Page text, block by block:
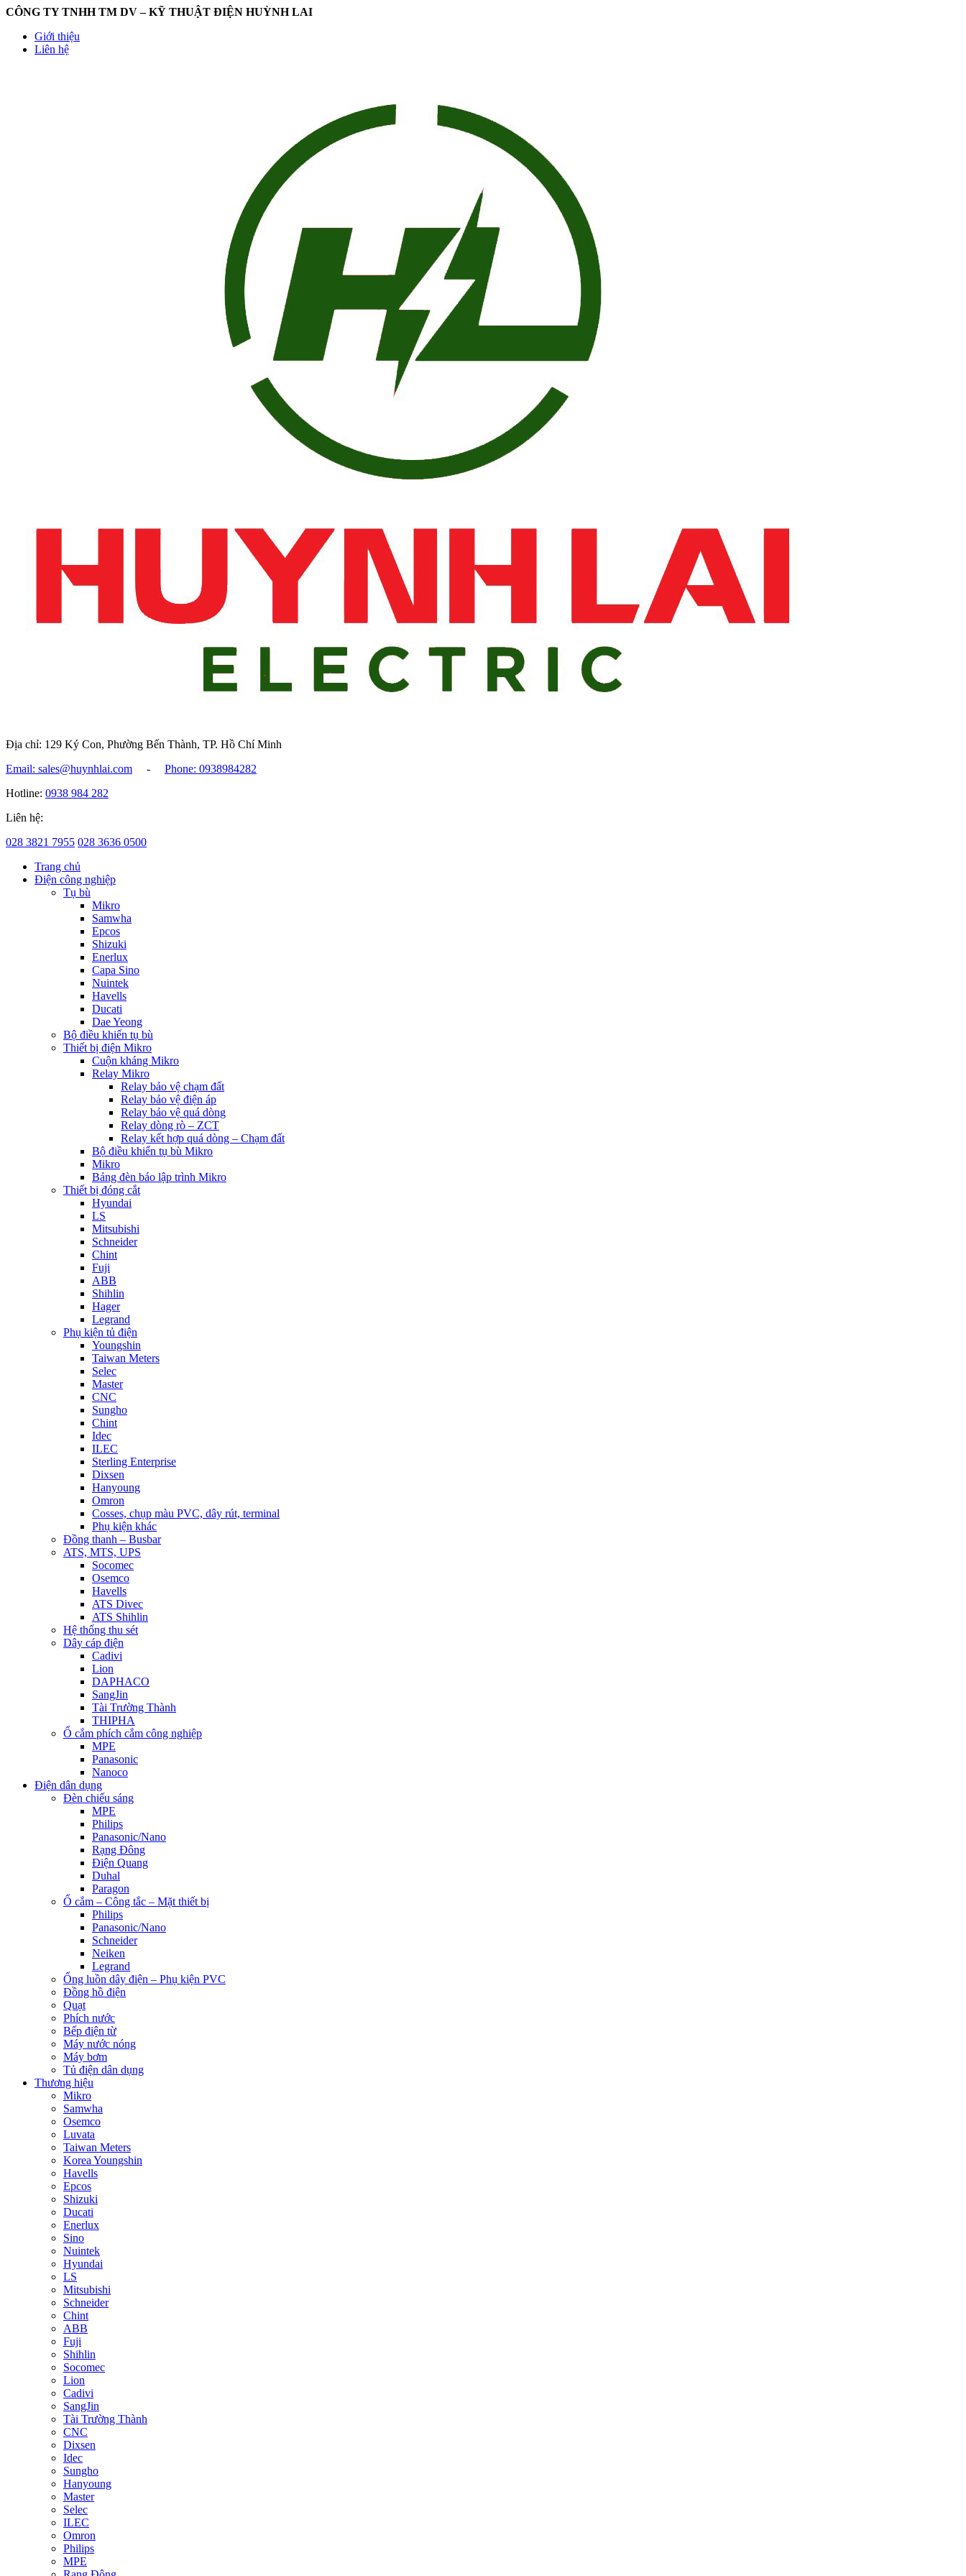
CÔNG TY TNHH TM DV – KỸ THUẬT ĐIỆN HUỲNH LAI
Giới thiệu
Liên hệ
Địa chỉ: 129 Ký Con, Phường Bến Thành, TP. Hồ Chí Minh
Email: sales@huynhlai.com
-
Phone: 0938984282
Hotline: 0938 984 282
Liên hệ:
028 3821 7955 028 3636 0500
Trang chủ
Điện công nghiệp
Tụ bù
Mikro
Samwha
Epcos
Shizuki
Enerlux
Capa Sino
Nuintek
Havells
Ducati
Dae Yeong
Bộ điều khiển tụ bù
Thiết bị điện Mikro
Cuộn kháng Mikro
Relay Mikro
Relay bảo vệ chạm đất
Relay bảo vệ điện áp
Relay bảo vệ quá dòng
Relay dòng rò – ZCT
Relay kết hợp quá dòng – Chạm đất
Bộ điều khiển tụ bù Mikro
Mikro
Bảng đèn báo lập trình Mikro
Thiết bị đóng cắt
Hyundai
LS
Mitsubishi
Schneider
Chint
Fuji
ABB
Shihlin
Hager
Legrand
Phụ kiện tủ điện
Youngshin
Taiwan Meters
Selec
Master
CNC
Sungho
Chint
Idec
ILEC
Sterling Enterprise
Dixsen
Hanyoung
Omron
Cosses, chụp màu PVC, dây rút, terminal
Phụ kiện khác
Đồng thanh – Busbar
ATS, MTS, UPS
Socomec
Osemco
Havells
ATS Divec
ATS Shihlin
Hệ thống thu sét
Dây cáp điện
Cadivi
Lion
DAPHACO
SangJin
Tài Trường Thành
THIPHA
Ổ cắm phích cắm công nghiệp
MPE
Panasonic
Nanoco
Điện dân dụng
Đèn chiếu sáng
MPE
Philips
Panasonic/Nano
Rạng Đông
Điện Quang
Duhal
Paragon
Ổ cắm – Công tắc – Mặt thiết bị
Philips
Panasonic/Nano
Schneider
Neiken
Legrand
Ống luồn dây điện – Phụ kiện PVC
Đồng hồ điện
Quạt
Phích nước
Bếp điện từ
Máy nước nóng
Máy bơm
Tủ điện dân dụng
Thương hiệu
Mikro
Samwha
Osemco
Luvata
Taiwan Meters
Korea Youngshin
Havells
Epcos
Shizuki
Ducati
Enerlux
Sino
Nuintek
Hyundai
LS
Mitsubishi
Schneider
Chint
ABB
Fuji
Shihlin
Socomec
Lion
Cadivi
SangJin
Tài Trường Thành
CNC
Dixsen
Idec
Sungho
Hanyoung
Master
Selec
ILEC
Omron
Philips
MPE